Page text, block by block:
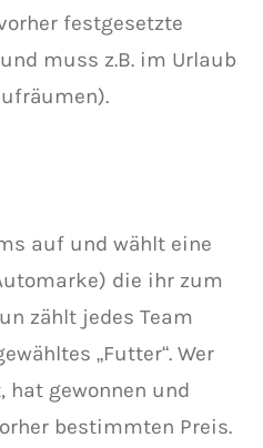
festgesetzte
muss z.B. im Urlaub
auf und wählt eine
die ihr zum
zählt jedes Team
„Futter“. Wer
hat gewonnen und
bestimmten Preis.